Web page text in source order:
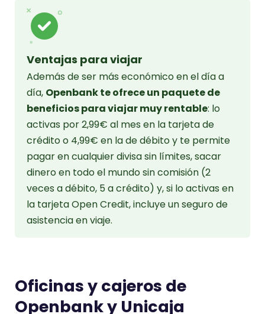
Ventajas para viajar
Además de ser más económico en el día a
día, Openbank te ofrece un paquete de
beneficios para viajar muy rentable: lo
activas por 2,99€ al mes en la tarjeta de
crédito o 4,99€ en la de débito y te permite
pagar en cualquier divisa sin límites, sacar
dinero en todo el mundo sin comisión (2
veces a débito, 5 a crédito) y, si lo activas en
la tarjeta Open Credit, incluye un seguro de
asistencia en viaje.
Oficinas y cajeros de
Openbank y Unicaja